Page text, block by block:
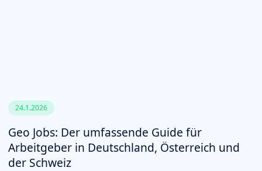
24.1.2026
Geo Jobs: Der umfassende Guide für
Arbeitgeber in Deutschland, Österreich und
der Schweiz